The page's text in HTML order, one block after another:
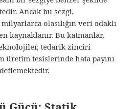
Ancak bu sezgi,
olasılığın veri odaklı
kaynaklanır. Bu katmanlar,
tedarik zinciri
üretim tesislerinde hata payını